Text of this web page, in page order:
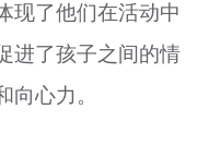
现了他们在活动中
进了孩子之间的情
心力。